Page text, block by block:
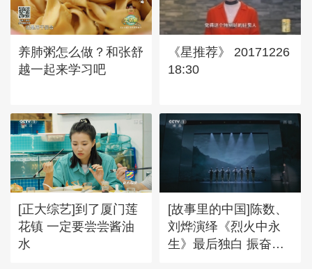
养肺粥怎么做？和张舒
越一起来学习吧
《星推荐》 20171226
18:30
[正大综艺]到了厦门莲
花镇 一定要尝尝酱油
水
[故事里的中国]陈数、
刘烨演绎《烈火中永
生》最后独白 振奋人